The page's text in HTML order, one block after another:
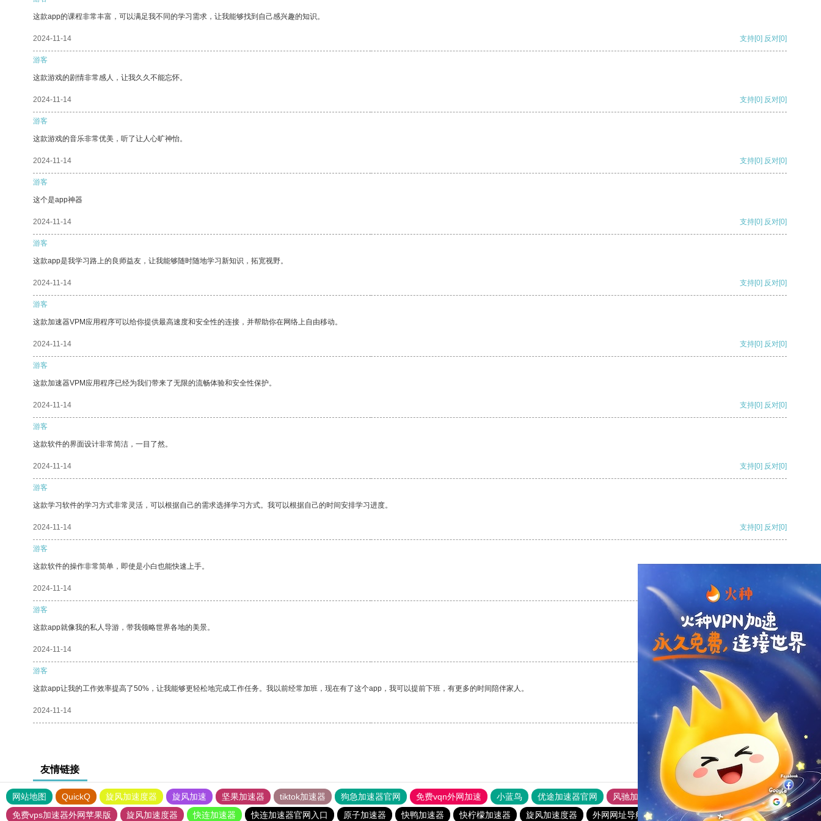
这款app的课程非常丰富，可以满足我不同的学习需求，让我能够找到自己感兴趣的知识。
2024-11-14 支持[0] 反对[0]
游客
这款游戏的剧情非常感人，让我久久不能忘怀。
2024-11-14 支持[0] 反对[0]
游客
这款游戏的音乐非常优美，听了让人心旷神怡。
2024-11-14 支持[0] 反对[0]
游客
这个是app神器
2024-11-14 支持[0] 反对[0]
游客
这款app是我学习路上的良师益友，让我能够随时随地学习新知识，拓宽视野。
2024-11-14 支持[0] 反对[0]
游客
这款加速器VPM应用程序可以给你提供最高速度和安全性的连接，并帮助你在网络上自由移动。
2024-11-14 支持[0] 反对[0]
游客
这款加速器VPM应用程序已经为我们带来了无限的流畅体验和安全性保护。
2024-11-14 支持[0] 反对[0]
游客
这款软件的界面设计非常简洁，一目了然。
2024-11-14 支持[0] 反对[0]
游客
这款学习软件的学习方式非常灵活，可以根据自己的需求选择学习方式。我可以根据自己的时间安排学习进度。
2024-11-14 支持[0] 反对[0]
游客
这款软件的操作非常简单，即使是小白也能快速上手。
2024-11-14 支持
游客
这款app就像我的私人导游，带我领略世界各地的美景。
2024-11-14 支持[0] 反对[0]
游客
这款app让我的工作效率提高了50%，让我能够更轻松地完成工作任务。我以前经常加班，现在有了这个app，我可以提前下班，有更多的时间陪伴家人。
2024-11-14 支持[0] 反对[0]
友情链接
网站地图 QuickQ 旋风加速度器 旋风加速 坚果加速器 tiktok加速器 狗急加速器官网 免费vqn外网加速 小蓝鸟 优途加速器官网 风驰加速器
旋风加速器
免费vps加速器外网苹果版
旋风加速度器 快连加速器 快连加速器官网入口 原子加速器 快鸭加速器 快柠檬加速器 旋风加速度器 外网网址导航 软件中心 银河加速器